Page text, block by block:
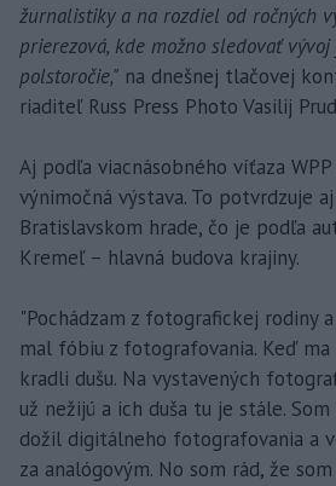
žurnalistiky a na rozdiel od ročných
prierezová, kde možno sledovať
polstoročie," na dnešnej tlačovej
riaditeľ Russ Press Photo Vasilij
Aj podľa viacnásobného víťaza
výnimočná výstava. To potvrdzuje
Bratislavskom hrade, čo je podľa
Kremeľ – hlavná budova krajiny.
"Pochádzam z fotografickej rodiny
mal fóbiu z fotografovania. Keď
kradli dušu. Na vystavených
už nežijú a ich duša tu je stále.
dožil digitálneho fotografovania a
za analógovým. No som rád, že